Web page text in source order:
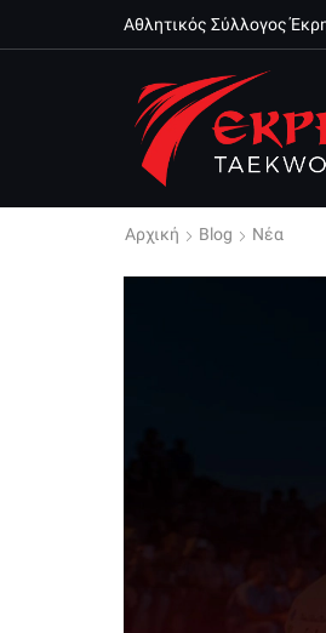
Αθλητικός Σύλλογος
Αρχική Blog Νέα